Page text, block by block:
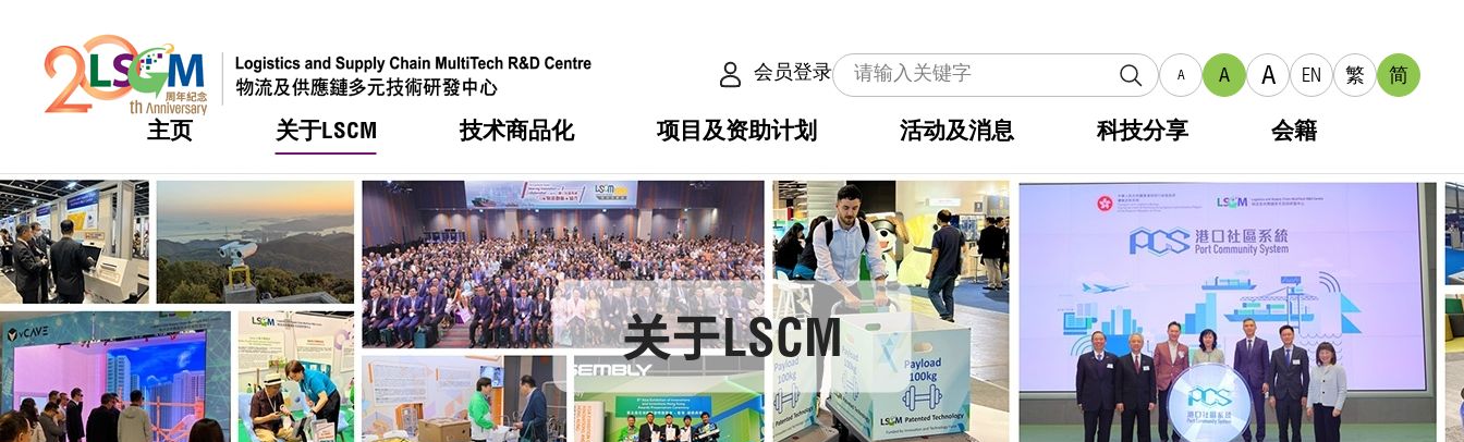
跳到内容（按回车键）
会员登录 A A A EN 繁 简
主页 关于LSCM
热门
奖项
LSCM 动向
机构简介
愿景及使命
服务范畴
组织架构
组织架构
董事局
研究顾问
技术商品化
热门
奖项
LSCM 动向
服务
可获授权之技术
应用于公共服务之创新技术
重点项目
项目及资助计划
热门
奖项
LSCM 动向
合作计划
研发重点
资助计划
资助计划
税务优惠
申请
评审
活动及消息
热门
奖项
LSCM 动向
活动
LSCM 动向
业界活动
奖项
新闻中心
媒体报导
新闻稿
科技分享 会籍
热门
奖项
LSCM 动向
会籍及服务
登记会籍
会员列表
会员登入 关于LSCM